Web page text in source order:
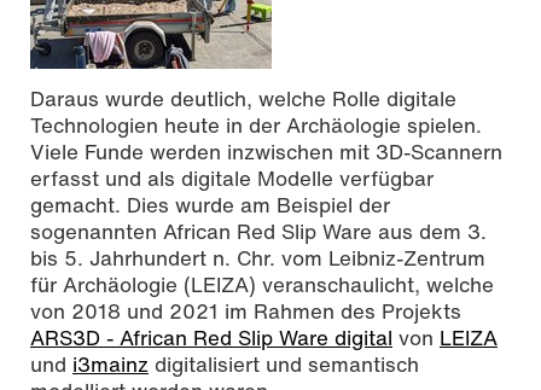
Daraus wurde deutlich, welche Rolle digitale
Technologien heute in der Archäologie spielen.
Viele Funde werden inzwischen mit 3D-Scannern
erfasst und als digitale Modelle verfügbar
gemacht. Dies wurde am Beispiel der
sogenannten African Red Slip Ware aus dem 3.
bis 5. Jahrhundert n. Chr. vom Leibniz-Zentrum
für Archäologie (LEIZA) veranschaulicht, welche
von 2018 und 2021 im Rahmen des Projekts
ARS3D - African Red Slip Ware digital von LEIZA
und i3mainz digitalisiert und semantisch